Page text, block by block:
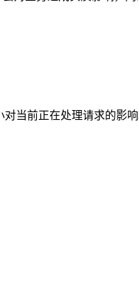
当前正在处理请求的影